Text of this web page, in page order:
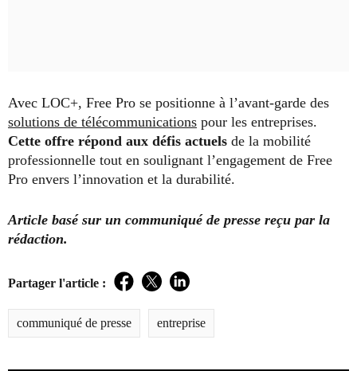
Avec LOC+, Free Pro se positionne à l’avant-garde des
solutions de télécommunications pour les entreprises.
Cette offre répond aux défis actuels de la mobilité
professionnelle tout en soulignant l’engagement de Free
Pro envers l’innovation et la durabilité.
Article basé sur un communiqué de presse reçu par la
rédaction.
Partager l'article : Facebook
TwitterLinkedIn
communiqué de presse entreprise